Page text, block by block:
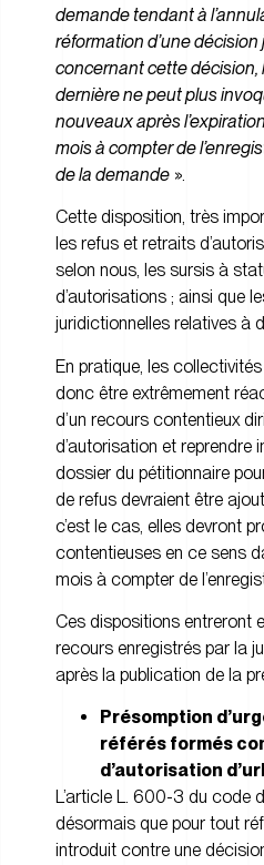
demande tendant à
réformation d’une
concernant cette décision,
dernière ne peut plus
nouveaux après
mois à compter de
de la demande ».
Cette disposition, très
les refus et retraits
selon nous, les sursis à
d’autorisations ; ainsi que
juridictionnelles relatives à
En pratique, les
donc être extrêmement
d’un recours contentieux
d’autorisation et reprendre
dossier du pétitionnaire
de refus devraient être
c’est le cas, elles devront
contentieuses en ce sens
mois à compter de
Ces dispositions entreront
recours enregistrés par la
après la publication de la
Présomption
référés formés
d’autorisation
L’article L. 600-3 du code
désormais que pour tout
introduit contre une